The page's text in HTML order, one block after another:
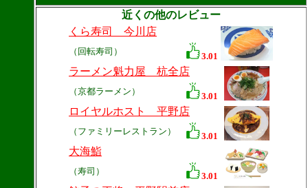
近くの他のレビュー
くら寿司 今川店
（回転寿司） 3.01
ラーメン魁力屋 杭全店
（京都ラーメン） 3.01
ロイヤルホスト 平野店
（ファミリーレストラン） 3.01
大海鮨
（寿司） 3.01